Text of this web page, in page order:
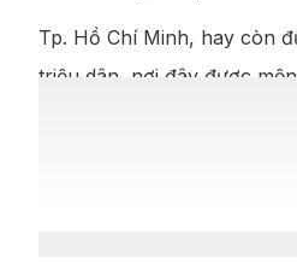
Tp. Hồ Chí Minh, hay còn
triệu dân, nơi đây được